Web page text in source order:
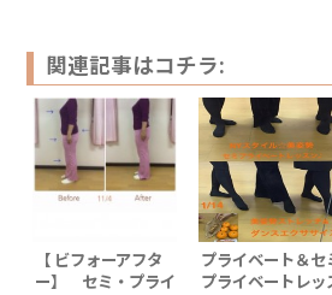
関連記事はコチラ:
【 ビフォーアフタ
ー】 セミ・プライ
プライベート＆セ
プライベートレッ